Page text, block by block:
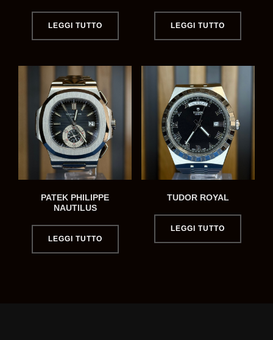
LEGGI TUTTO LEGGI TUTTO
PATEK PHILIPPE
NAUTILUS
LEGGI TUTTO
TUDOR ROYAL
LEGGI TUTTO